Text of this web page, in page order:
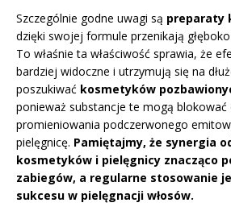
Szczególnie godne uwagi są preparaty
dzięki swojej formule przenikają
To właśnie ta właściwość sprawia, że
bardziej widoczne i utrzymują się na
poszukiwać kosmetyków
ponieważ substancje te mogą blokować
promieniowania podczerwonego
pielęgnicę. Pamiętajmy, że synergia
kosmetyków i pielęgnicy znacząco
zabiegów, a regularne stosowanie
sukcesu w pielęgnacji włosów.